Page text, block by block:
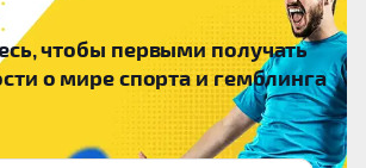
чтобы первыми получать
о мире спорта и гемблинга